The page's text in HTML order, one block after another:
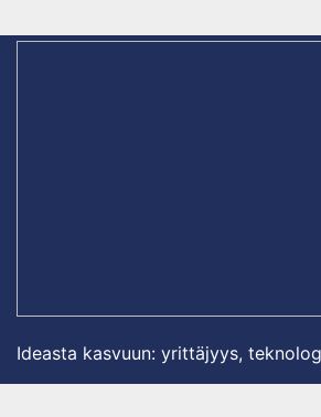
to
Ideasta kasvuun: yrittäjyys,